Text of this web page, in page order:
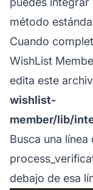
método
Cuando
WishList
edita este
wishlist-
member/lib/
Busca una
debajo de esa